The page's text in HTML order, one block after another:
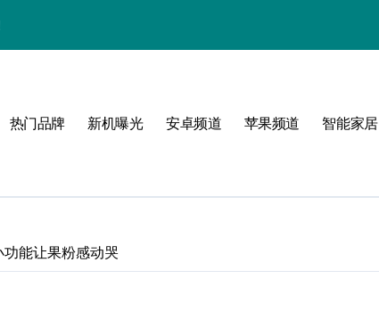
热门品牌 新机曝光 安卓频道 苹果频道 智能家居
功能让果粉感动哭